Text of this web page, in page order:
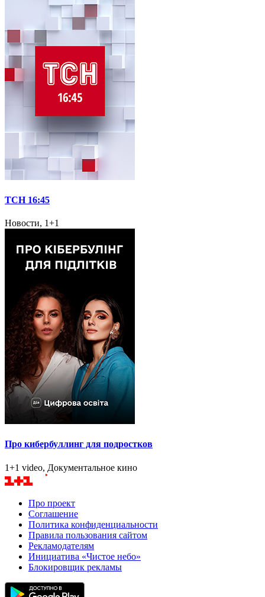
ТСН 16:45
Новости, 1+1
Про кибербуллинг для подростков
1+1 video, Документальное кино
Про проект
Соглашение
Политика конфиденциальности
Правила пользования сайтом
Рекламодателям
Инициатива «Чистое небо»
Блокировщик рекламы